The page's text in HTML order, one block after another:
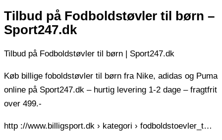
Tilbud på Fodboldstøvler til børn –
Sport247.dk
Tilbud på Fodboldstøvler til børn | Sport247.dk
Køb billige foboldstøvler til børn fra Nike, adidas og Puma
online på Sport247.dk – hurtig levering 1-2 dage – fragtfrit
over 499.-
http ://www.billigsport.dk › kategori › fodboldstoevler_t…